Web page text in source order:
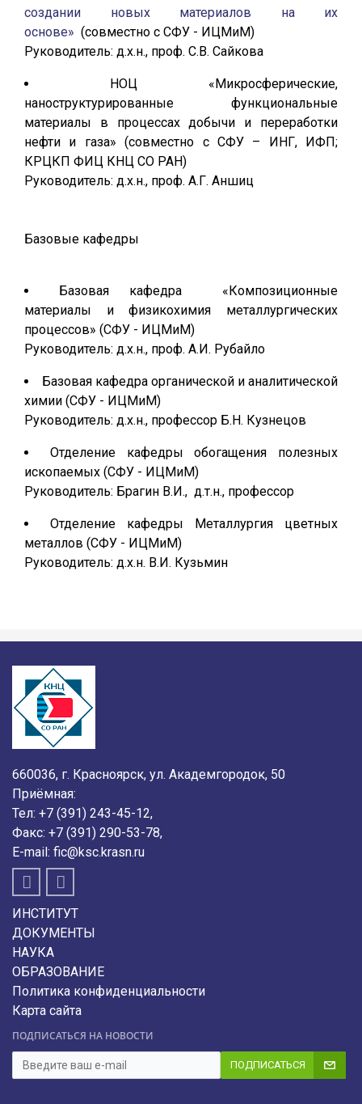
создании новых материалов на их
основе» (совместно с СФУ - ИЦМиМ)
Руководитель: д.х.н., проф. С.В. Сайкова
НОЦ «Микросферические,
наноструктурированные функциональные
материалы в процессах добычи и переработки
нефти и газа» (совместно с СФУ – ИНГ, ИФП;
КРЦКП ФИЦ КНЦ СО РАН)
Руководитель: д.х.н., проф. А.Г. Аншиц
Базовые кафедры
Базовая кафедра «Композиционные
материалы и физикохимия металлургических
процессов» (СФУ - ИЦМиМ)
Руководитель: д.х.н., проф. А.И. Рубайло
Базовая кафедра органической и аналитической
химии (СФУ - ИЦМиМ)
Руководитель: д.х.н., профессор Б.Н. Кузнецов
Отделение кафедры обогащения полезных
ископаемых (СФУ - ИЦМиМ)
Руководитель: Брагин В.И., д.т.н., профессор
Отделение кафедры Металлургия цветных
металлов (СФУ - ИЦМиМ)
Руководитель: д.х.н. В.И. Кузьмин
660036, г. Красноярск, ул. Академгородок, 50
Приёмная:
Тел: +7 (391) 243-45-12,
Факс: +7 (391) 290-53-78,
E-mail: fic@ksc.krasn.ru
ИНСТИТУТ
ДОКУМЕНТЫ
НАУКА
ОБРАЗОВАНИЕ
Политика конфиденциальности
Карта сайта
ПОДПИСАТЬСЯ НА НОВОСТИ
ПОДПИСАТЬСЯ